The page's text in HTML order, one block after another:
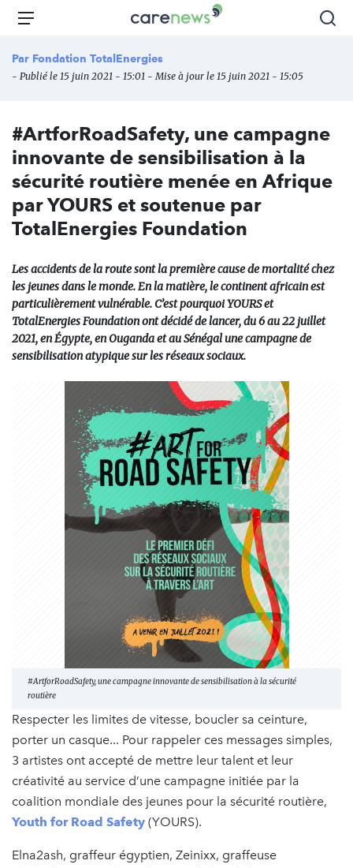
Aller
principal
Carenews,
média
des
l'engagement
Menu
Par Fondation TotalEnergies
- Publié le 15 juin 2021 - 15:01 - Mise à jour le 15 juin 2021 - 15:05
#ArtforRoadSafety, une campagne
innovante de sensibilisation à la
sécurité routière menée en Afrique
par YOURS et soutenue par
TotalEnergies Foundation
Les accidents de la route sont la première cause de mortalité chez
les jeunes dans le monde. En la matière, le continent africain est
particulièrement vulnérable. C’est pourquoi YOURS et
TotalEnergies Foundation ont décidé de lancer, du 6 au 22 juillet
2021, en Égypte, en Ouganda et au Sénégal une campagne de
sensibilisation atypique sur les réseaux sociaux.
#ArtforRoadSafety, une campagne innovante de sensibilisation à la sécurité
routière
Respecter les limites de vitesse, boucler sa ceinture,
porter un casque... Pour rappeler ces messages simples,
3 artistes ont accepté de mettre leur talent et leur
créativité au service d’une campagne initiée par la
coalition mondiale des jeunes pour la sécurité routière,
Youth for Road Safety (YOURS).
Elna2ash, graffeur égyptien, Zeinixx, graffeuse